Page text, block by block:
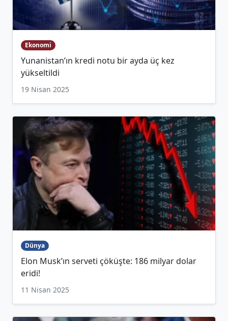
Ekonomi
Yunanistan’ın kredi notu bir ayda üç kez
yükseltildi
19 Nisan 2025
Dünya
Elon Musk’ın serveti çöküşte: 186 milyar dolar
eridi!
11 Nisan 2025